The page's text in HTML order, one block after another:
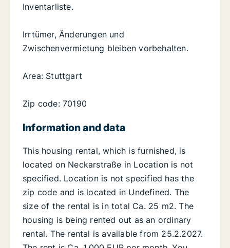
Inventarliste.
Irrtümer, Änderungen und
Zwischenvermietung bleiben vorbehalten.
Area: Stuttgart
Zip code: 70190
Information and data
This housing rental, which is furnished, is
located on Neckarstraße in Location is not
specified. Location is not specified has the
zip code and is located in Undefined. The
size of the rental is in total Ca. 25 m2. The
housing is being rented out as an ordinary
rental. The rental is available from 25.2.2027.